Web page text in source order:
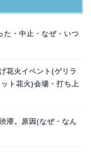
た・中止・なぜ・いつ
花火イベント(ゲリラ
ト花火)会場・打ち上
滞。原因(なぜ・なん